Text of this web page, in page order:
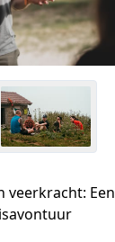
veerkracht: Een